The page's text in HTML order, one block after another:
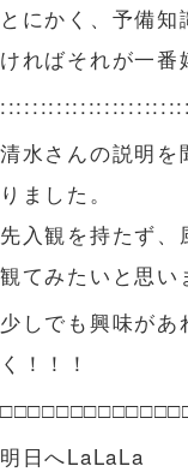
とにかく、予備
ければそれが一番
清水さんの説明を
りました。
先入観を持たず
観てみたいと思い
少しでも興味があ
く！！！
明日へLaLaLa